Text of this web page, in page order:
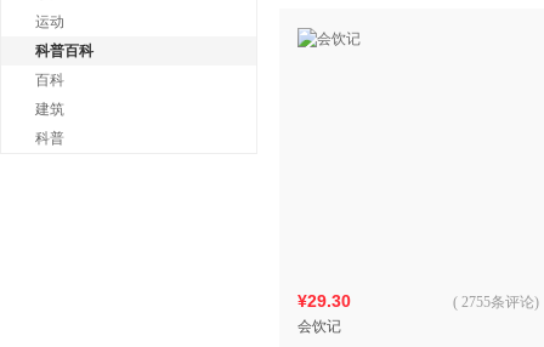
运动
科普百科
百科
建筑
科普
¥29.30
会饮记
( 2755条评论)